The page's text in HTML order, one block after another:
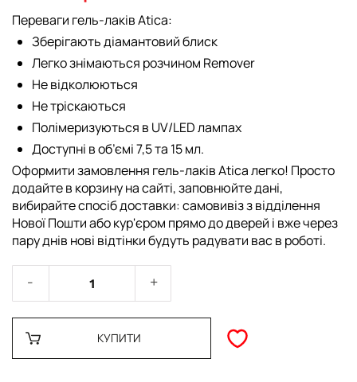
зображень
Переваги гель-лаків Atica:
Зберігають діамантовий блиск
Легко знімаються розчином Remover
Не відколюються
Не тріскаються
Полімеризуються в UV/LED лампах
Доступні в об’ємі 7,5 та 15 мл.
Оформити замовлення гель-лаків Atica легко! Просто
додайте в корзину на сайті, заповнюйте дані,
вибирайте спосіб доставки: самовивіз з відділення
Нової Пошти або кур'єром прямо до дверей і вже через
пару днів нові відтінки будуть радувати вас в роботі.
КУПИТИ